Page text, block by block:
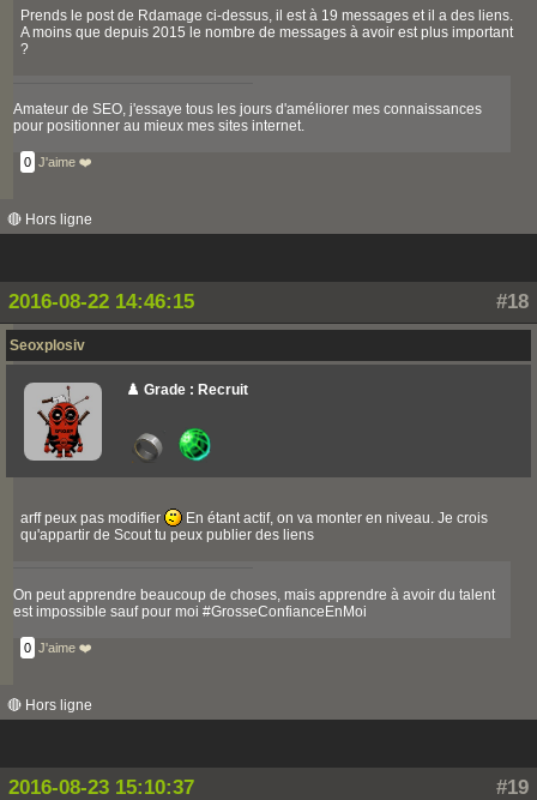
Prends le post de Rdamage ci-dessus, il est à 19 messages et il a des liens.
A moins que depuis 2015 le nombre de messages à avoir est plus important
?
Amateur de SEO, j'essaye tous les jours d'améliorer mes connaissances
pour positionner au mieux mes sites internet.
0 J'aime ❤️
🔴 Hors ligne
#18
2016-08-22 14:46:15
Seoxplosiv
♟️ Grade : Recruit
arff peux pas modifier
En étant actif, on va monter en niveau. Je crois
qu'appartir de Scout tu peux publier des liens
On peut apprendre beaucoup de choses, mais apprendre à avoir du talent
est impossible sauf pour moi #GrosseConfianceEnMoi
0 J'aime ❤️
🔴 Hors ligne
#19
2016-08-23 15:10:37